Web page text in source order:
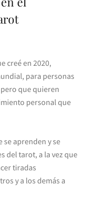
creé en 2020,
para personas
que quieren
personal que
se aprenden y se
del tarot, a la vez que
tiradas
y a los demás a